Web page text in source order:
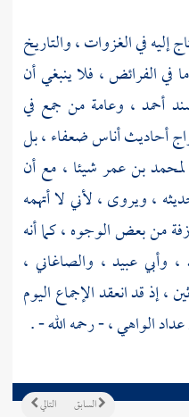
في الغزوات ، والتاريخ
في الفرائض ، فلا ينبغي أن
أحمد ، وعامة من جمع في
أحاديث أناس ضعفاء ، بل
لمحمد بن عمرشيئا ، مع أن
، ويروى ، لأني لا أتهمه
من بعض الوجوه ، كما أنه
، وأبي عبيد ، والصاغاني ،
، إذ قد انعقد الإجماع اليوم
الواهي ، - رحمه الله - .
التالي السابق